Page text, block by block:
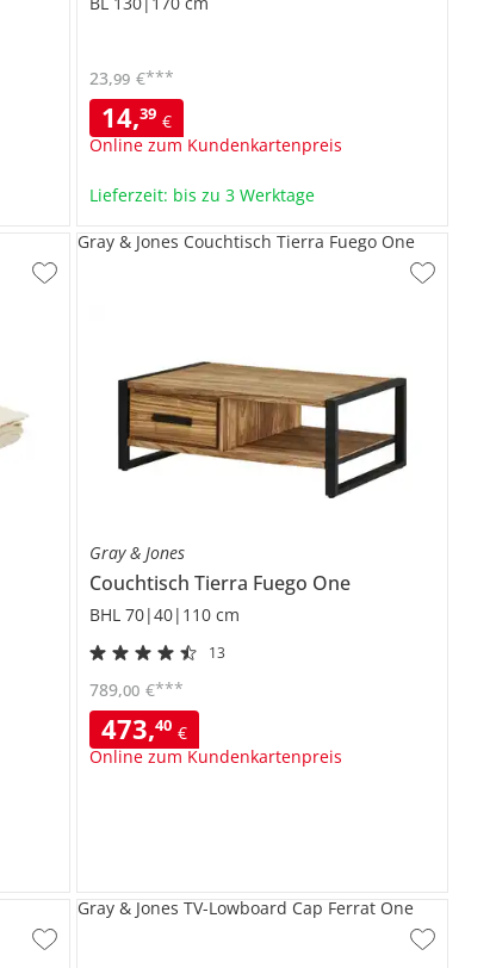
14,39 €
Online zum Kundenkartenpreis
23,99 €***
Lieferzeit: bis zu 3 Werktage
Gray & Jones
Couchtisch Tierra Fuego One
BHL 70|40|110 cm
13
473,40 €
Online zum Kundenkartenpreis
789,00 €***
Gray & Jones Couchtisch Tierra Fuego One
Gray & Jones TV-Lowboard Cap Ferrat One